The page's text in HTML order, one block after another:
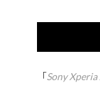
「Sony